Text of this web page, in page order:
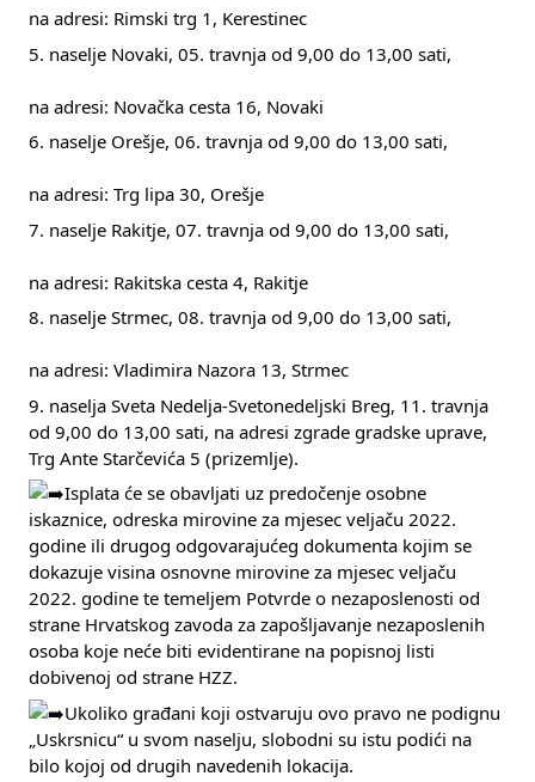
na adresi: Rimski trg 1, Kerestinec
5. naselje Novaki, 05. travnja od 9,00 do 13,00 sati,
na adresi: Novačka cesta 16, Novaki
6. naselje Orešje, 06. travnja od 9,00 do 13,00 sati,
na adresi: Trg lipa 30, Orešje
7. naselje Rakitje, 07. travnja od 9,00 do 13,00 sati,
na adresi: Rakitska cesta 4, Rakitje
8. naselje Strmec, 08. travnja od 9,00 do 13,00 sati,
na adresi: Vladimira Nazora 13, Strmec
9. naselja Sveta Nedelja-Svetonedeljski Breg, 11. travnja
od 9,00 do 13,00 sati, na adresi zgrade gradske uprave,
Trg Ante Starčevića 5 (prizemlje).
Isplata će se obavljati uz predočenje osobne
iskaznice, odreska mirovine za mjesec veljaču 2022.
godine ili drugog odgovarajućeg dokumenta kojim se
dokazuje visina osnovne mirovine za mjesec veljaču
2022. godine te temeljem Potvrde o nezaposlenosti od
strane Hrvatskog zavoda za zapošljavanje nezaposlenih
osoba koje neće biti evidentirane na popisnoj listi
dobivenoj od strane HZZ.
Ukoliko građani koji ostvaruju ovo pravo ne podignu
„Uskrsnicu“ u svom naselju, slobodni su istu podići na
bilo kojoj od drugih navedenih lokacija.